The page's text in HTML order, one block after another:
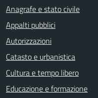
Anagrafe e stato civile
Appalti pubblici
Autorizzazioni
Catasto e urbanistica
Cultura e tempo libero
Educazione e formazione